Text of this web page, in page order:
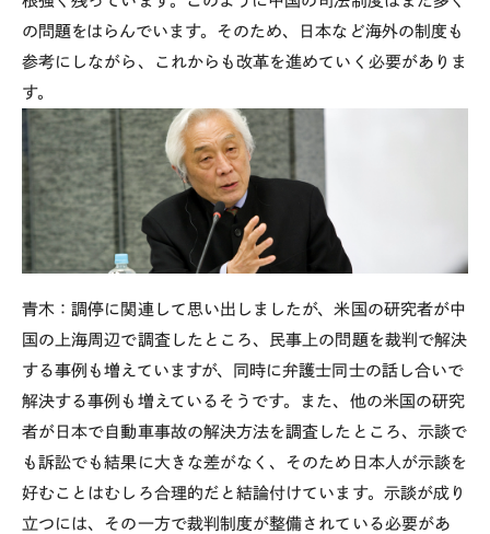
の問題をはらんでいます。そのため、日本など海外の制度も
参考にしながら、これからも改革を進めていく必要がありま
す。
青木：調停に関連して思い出しましたが、米国の研究者が中
国の上海周辺で調査したところ、民事上の問題を裁判で解決
する事例も増えていますが、同時に弁護士同士の話し合いで
解決する事例も増えているそうです。また、他の米国の研究
者が日本で自動車事故の解決方法を調査したところ、示談で
も訴訟でも結果に大きな差がなく、そのため日本人が示談を
好むことはむしろ合理的だと結論付けています。示談が成り
立つには、その一方で裁判制度が整備されている必要があ